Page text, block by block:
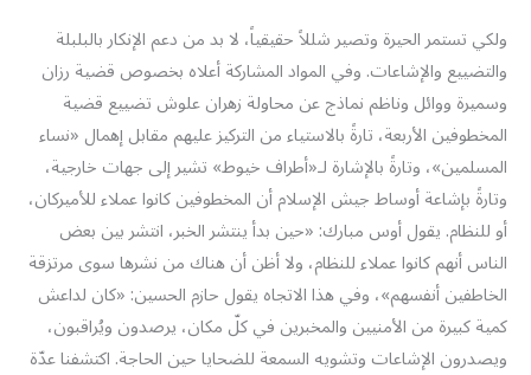
ولكي تستمر الحيرة وتصير شللاً حقيقياً، لا بد من دعم الإنكار بالبلبلة
والتضييع والإشاعات. وفي المواد المشاركة أعلاه بخصوص قضية رزان
وسميرة ووائل وناظم نماذج عن محاولة زهران علوش تضييع قضية
المخطوفين الأربعة، تارةً بالاستياء من التركيز عليهم مقابل إهمال «نساء
المسلمين»، وتارةً بالإشارة لـ«أطراف خيوط» تشير إلى جهات خارجية،
وتارةً بإشاعة أوساط جيش الإسلام أن المخطوفين كانوا عملاء للأميركان،
أو للنظام. يقول أوس مبارك: «حين بدأ ينتشر الخبر، انتشر بين بعض
الناس أنهم كانوا عملاء للنظام، ولا أظن أن هناك من نشرها سوى مرتزقة
الخاطفين أنفسهم»، وفي هذا الاتجاه يقول حازم الحسين: «كان لداعش
كمية كبيرة من الأمنيين والمخبرين في كلّ مكان، يرصدون ويُراقبون،
ويصدرون الإشاعات وتشويه السمعة للضحايا حين الحاجة. اكتشفنا عدّة